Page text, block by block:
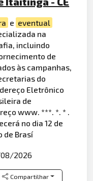
e eventual
na
incluindo
de
às campanhas,
do
Eletrônico
de
www. ***. *. * .
no dia 12 de
de Brasí
2026
Compartilhar